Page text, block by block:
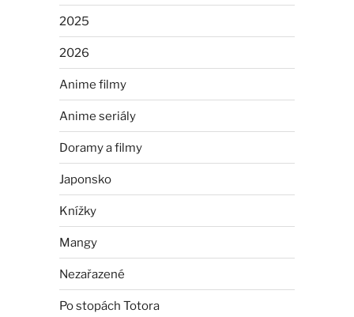
2025
2026
Anime filmy
Anime seriály
Doramy a filmy
Japonsko
Knížky
Mangy
Nezařazené
Po stopách Totora